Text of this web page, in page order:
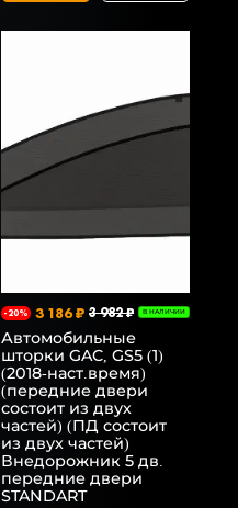
-20% 3 186 ₽ 3 982 ₽ В НАЛИЧИИ
Автомобильные
шторки GAC, GS5 (1)
(2018-наст.время)
(передние двери
состоит из двух
частей) (ПД состоит
из двух частей)
Внедорожник 5 дв.
передние двери
STANDART